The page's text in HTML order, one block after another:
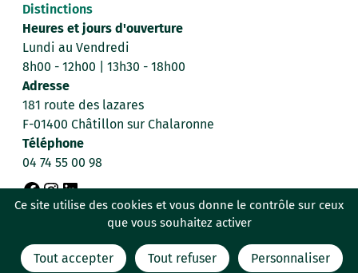
Distinctions
Heures et jours d'ouverture
Lundi au Vendredi
8h00 - 12h00 | 13h30 - 18h00
Adresse
181 route des lazares
F-01400 Châtillon sur Chalaronne
Téléphone
04 74 55 00 98
F
c
I
s
L
n
Données personnellesMentions légales
Conditions générales de venteC’est signé Billiotte & Co
Ce site utilise des cookies et vous donne le contrôle sur ceux
que vous souhaitez activer
Tout accepter Tout refuser Personnaliser